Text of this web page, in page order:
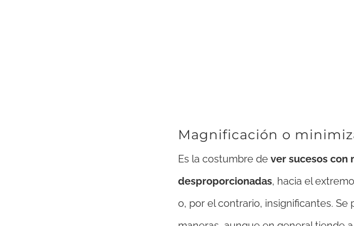
Magnificación o
Es la costumbre de ver sucesos con
desproporcionadas, hacia el
o, por el contrario, insignificantes.